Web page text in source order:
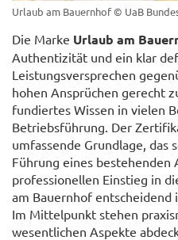
Urlaub am Bauernhof © UaB
Die Marke Urlaub am
Authentizität und ein klar
Leistungsversprechen
hohen Ansprüchen gerecht
fundiertes Wissen in vielen
Betriebsführung. Der
umfassende Grundlage,
Führung eines bestehenden
professionellen Einstieg in
am Bauernhof entscheidend
Im Mittelpunkt stehen
wesentlichen Aspekte